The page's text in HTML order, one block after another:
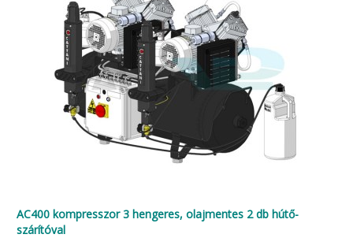
AC400 kompresszor 3 hengeres, olajmentes 2 db hútő-
szárítóval